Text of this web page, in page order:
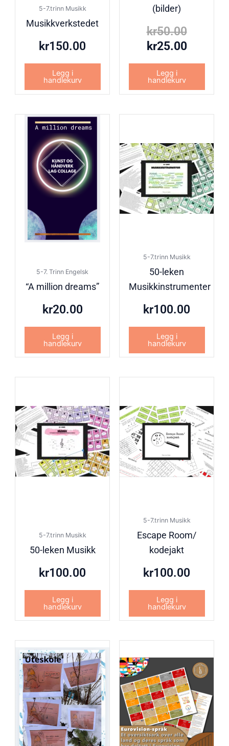
5-7.trinn Musikk
Musikkverkstedet
kr150.00
Legg i
handlekurv
(bilder)
kr50.00
kr25.00
Legg i
handlekurv
5-7. Trinn Engelsk
“A million dreams”
kr20.00
Legg i
handlekurv
5-7.trinn Musikk
50-leken
Musikkinstrumenter
kr100.00
Legg i
handlekurv
5-7.trinn Musikk
50-leken Musikk
kr100.00
Legg i
handlekurv
5-7.trinn Musikk
Escape Room/
kodejakt
kr100.00
Legg i
handlekurv